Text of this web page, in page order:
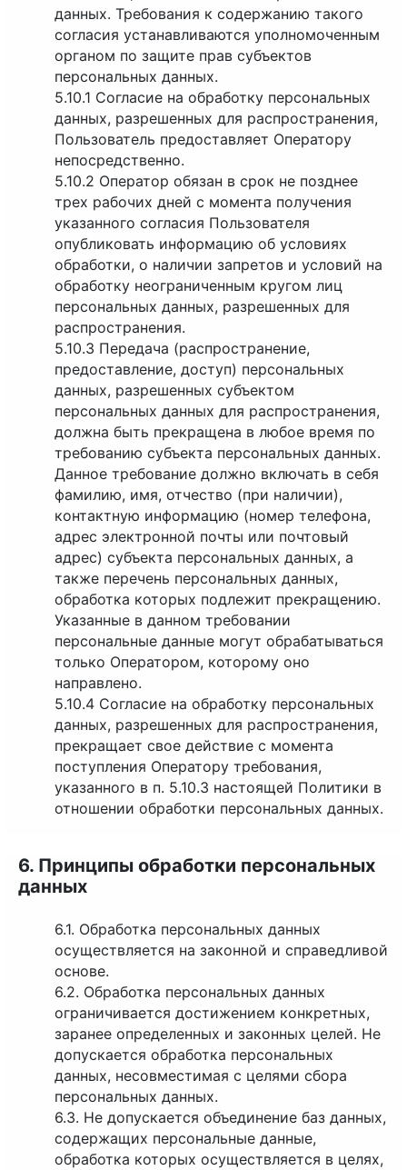
данных. Требования к содержанию такого
согласия устанавливаются уполномоченным
органом по защите прав субъектов
персональных данных.
5.10.1 Согласие на обработку персональных
данных, разрешенных для распространения,
Пользователь предоставляет Оператору
непосредственно.
5.10.2 Оператор обязан в срок не позднее
трех рабочих дней с момента получения
указанного согласия Пользователя
опубликовать информацию об условиях
обработки, о наличии запретов и условий на
обработку неограниченным кругом лиц
персональных данных, разрешенных для
распространения.
5.10.3 Передача (распространение,
предоставление, доступ) персональных
данных, разрешенных субъектом
персональных данных для распространения,
должна быть прекращена в любое время по
требованию субъекта персональных данных.
Данное требование должно включать в себя
фамилию, имя, отчество (при наличии),
контактную информацию (номер телефона,
адрес электронной почты или почтовый
адрес) субъекта персональных данных, а
также перечень персональных данных,
обработка которых подлежит прекращению.
Указанные в данном требовании
персональные данные могут обрабатываться
только Оператором, которому оно
направлено.
5.10.4 Согласие на обработку персональных
данных, разрешенных для распространения,
прекращает свое действие с момента
поступления Оператору требования,
указанного в п. 5.10.3 настоящей Политики в
отношении обработки персональных данных.
6. Принципы обработки персональных
данных
6.1. Обработка персональных данных
осуществляется на законной и справедливой
основе.
6.2. Обработка персональных данных
ограничивается достижением конкретных,
заранее определенных и законных целей. Не
допускается обработка персональных
данных, несовместимая с целями сбора
персональных данных.
6.3. Не допускается объединение баз данных,
содержащих персональные данные,
обработка которых осуществляется в целях,